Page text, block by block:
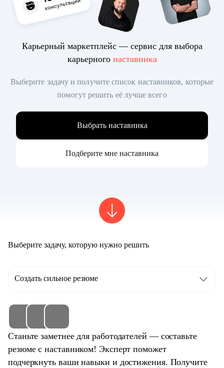
Карьерный маркетплейс — сервис для выбора
карьерного наставника
Выберите задачу и получите список наставников, которые
помогут решить её лучше всего
Выбрать наставника
Подберите мне наставника
Выберите задачу, которую нужно решить
Создать сильное резюме
Станьте заметнее для работодателей — составьте
резюме с наставником! Эксперт поможет
подчеркнуть ваши навыки и достижения. Получите